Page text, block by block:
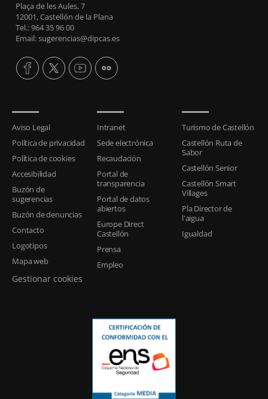
Plaça de les Aules, 7
12001, Castellón de la Plana
Tel.: 964 35 96 00
Email: sugerencias@dipcas.es
Aviso Legal
Política de privacidad
Política de cookies
Accesibilidad
Buzón de
sugerencias
Buzón de denuncias
Contacto
Logotipos
Mapa web
Gestionar cookies
Intranet
Sede electrónica
Recaudación
Portal de
transparencia
Portal de datos
abiertos
Europe Direct
Castellón
Prensa
Empleo
Turismo de Castellón
Castellón Ruta de
Sabor
Castellón Senior
Castellón Smart
Villages
Pla Director de
l'aigua
Igualdad